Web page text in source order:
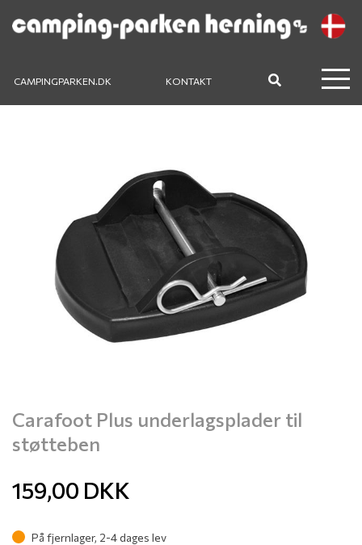
CAMPINGPARKEN.DK KONTAKT
Carafoot Plus underlagsplader til
støtteben
159,00 DKK
På fjernlager, 2-4 dages lev